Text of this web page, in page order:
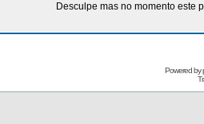
Desculpe mas no momento este
Powered by